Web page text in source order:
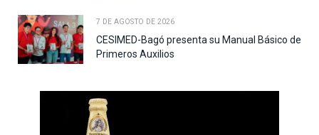
7 DE AGOSTO DE 2026
CESIMED-Bagó presenta su Manual Básico de
Primeros Auxilios